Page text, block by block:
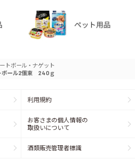
トボール・ナゲット
ボール2個束 240ｇ
利用規約
お客さまの個人情報の
取扱いについて
酒類販売管理者標識